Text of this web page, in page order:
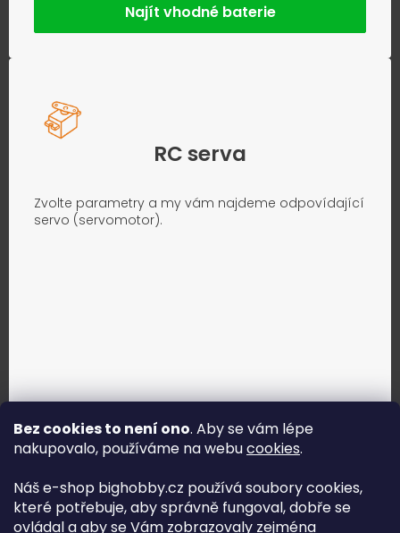
Bez cookies to není ono. Aby se vám lépe
nakupovalo, používáme na webucookies.
Náš e-shop bighobby.cz používá soubory cookies,
které potřebuje, aby správně fungoval, dobře se
ovládal a aby se Vám zobrazovaly zejména
Najít vhodné baterie
RC serva
Zvolte parametry a my vám najdeme odpovídající
servo (servomotor).
Jak vybrat správné servo?
Najít správné servo